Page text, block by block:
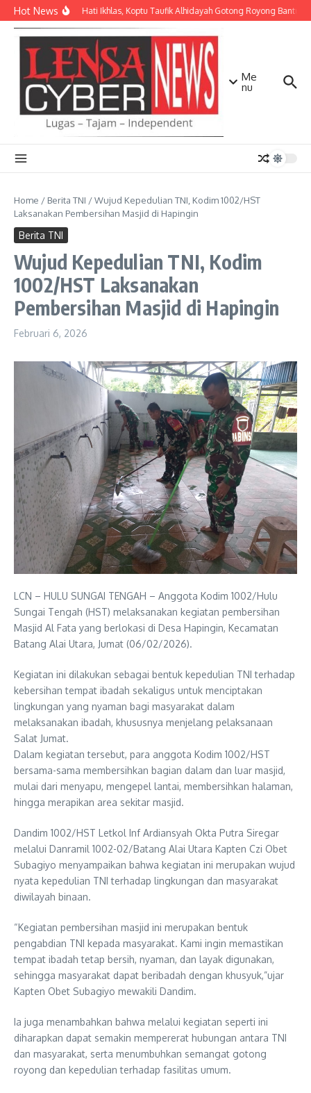
Lewati ke konten
Hot NewsDengan Hati Ikhlas, Koptu Taufik Alhidayah Gotong Royong Bantu
Me
nu
Home / Berita TNI /Wujud Kepedulian TNI, Kodim 1002/HST
Laksanakan Pembersihan Masjid di Hapingin
Berita TNI
Wujud Kepedulian TNI, Kodim
1002/HST Laksanakan
Pembersihan Masjid di Hapingin
Februari 6, 2026
LCN – HULU SUNGAI TENGAH – Anggota Kodim 1002/Hulu
Sungai Tengah (HST) melaksanakan kegiatan pembersihan
Masjid Al Fata yang berlokasi di Desa Hapingin, Kecamatan
Batang Alai Utara, Jumat (06/02/2026).
Kegiatan ini dilakukan sebagai bentuk kepedulian TNI terhadap
kebersihan tempat ibadah sekaligus untuk menciptakan
lingkungan yang nyaman bagi masyarakat dalam
melaksanakan ibadah, khususnya menjelang pelaksanaan
Salat Jumat.
Dalam kegiatan tersebut, para anggota Kodim 1002/HST
bersama-sama membersihkan bagian dalam dan luar masjid,
mulai dari menyapu, mengepel lantai, membersihkan halaman,
hingga merapikan area sekitar masjid.
Dandim 1002/HST Letkol Inf Ardiansyah Okta Putra Siregar
melalui Danramil 1002-02/Batang Alai Utara Kapten Czi Obet
Subagiyo menyampaikan bahwa kegiatan ini merupakan wujud
nyata kepedulian TNI terhadap lingkungan dan masyarakat
diwilayah binaan.
“Kegiatan pembersihan masjid ini merupakan bentuk
pengabdian TNI kepada masyarakat. Kami ingin memastikan
tempat ibadah tetap bersih, nyaman, dan layak digunakan,
sehingga masyarakat dapat beribadah dengan khusyuk,”ujar
Kapten Obet Subagiyo mewakili Dandim.
Ia juga menambahkan bahwa melalui kegiatan seperti ini
diharapkan dapat semakin mempererat hubungan antara TNI
dan masyarakat, serta menumbuhkan semangat gotong
royong dan kepedulian terhadap fasilitas umum.